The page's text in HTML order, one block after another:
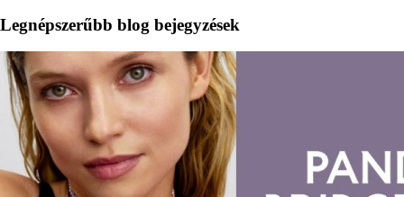
Legnépszerűbb blog bejegyzések